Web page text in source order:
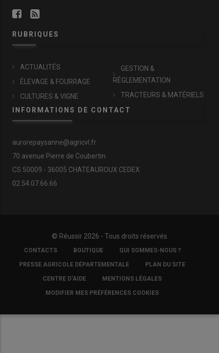
RUBRIQUES
ACTUALITÉS
ÉLEVAGE & FOURRAGE
CULTURES & VIGNE
GESTION &
RÉGLEMENTATION
TRACTEURS & MATÉRIELS
INFORMATIONS DE CONTACT
aurorepaysanne@agricvl.fr
70 avenue Pierre de Coubertin
CS 50009 - 36005 CHATEAUROUX CEDEX
02.54.07.66.66
© Réussir 2026 - Tous droits réservés
FOOTER
COPYRIGHT
CONTACTS BOUTIQUE QUI SOMMES-NOUS ?
PRESSE AGRICOLE DÉPARTEMENTALE PLAN DU SITE
CENTRE D'AIDE MENTIONS LÉGALES
MODIFIER MES PRÉFÉRENCES COOKIES